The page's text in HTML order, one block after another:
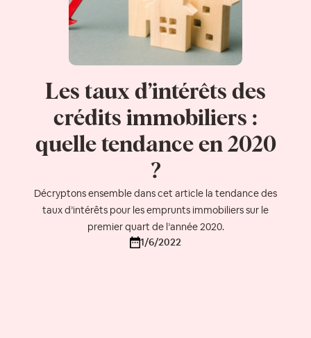
Les taux d’intérêts des
crédits immobiliers :
quelle tendance en 2020
?
Décryptons ensemble dans cet article la tendance des
taux d’intérêts pour les emprunts immobiliers sur le
premier quart de l’année 2020.
1/6/2022